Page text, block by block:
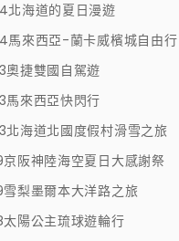
北海道的夏日漫遊
馬來西亞-蘭卡威檳城自由行
奧捷雙國自駕遊
馬來西亞快閃行
北海道北國度假村滑雪之旅
京阪神陸海空夏日大感謝祭
雪梨墨爾本大洋路之旅
太陽公主琉球遊輪行